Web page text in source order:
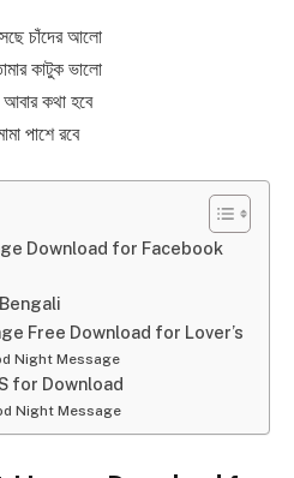
চাঁদের আলো
কাটুক ভালো
কথা হবে
পাশে রবে
Download for Facebook
Free Download for Lover’s
Night Message
for Download
Night Message